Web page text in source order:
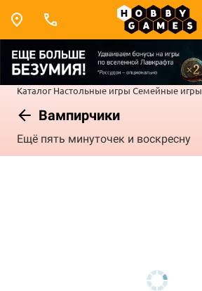
Каталог Настольные игры Семейные игры
Вампирчики
Ещё пять минуточек и воскресну